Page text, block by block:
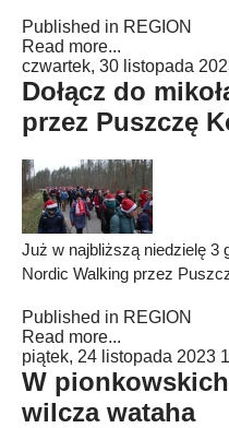
Published in REGION
Read more...
czwartek, 30 listopada
Dołącz do
przez Puszczę
Już w najbliższą niedzielę 3
Nordic Walking przez
Published in REGION
Read more...
piątek, 24 listopada 2023
W
wilcza wataha